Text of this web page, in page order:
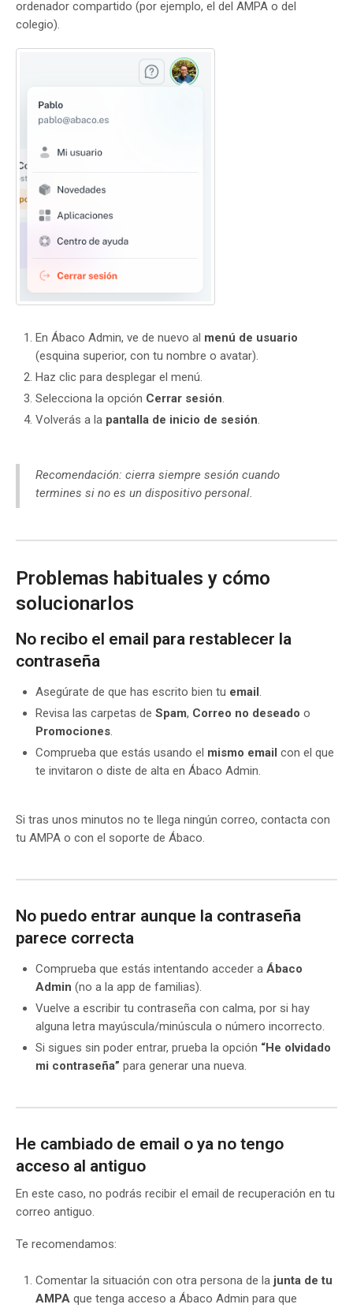
ordenador compartido (por ejemplo, el del AMPA o del
colegio).
En Ábaco Admin, ve de nuevo al menú de usuario
(esquina superior, con tu nombre o avatar).
Haz clic para desplegar el menú.
Selecciona la opción Cerrar sesión.
Volverás a la pantalla de inicio de sesión.
Recomendación: cierra siempre sesión cuando
termines si no es un dispositivo personal.
Problemas habituales y cómo
solucionarlos
No recibo el email para restablecer la
contraseña
Asegúrate de que has escrito bien tu email.
Revisa las carpetas de Spam, Correo no deseado o
Promociones.
Comprueba que estás usando el mismo email con el que
te invitaron o diste de alta en Ábaco Admin.
Si tras unos minutos no te llega ningún correo, contacta con
tu AMPA o con el soporte de Ábaco.
No puedo entrar aunque la contraseña
parece correcta
Comprueba que estás intentando acceder a Ábaco
Admin (no a la app de familias).
Vuelve a escribir tu contraseña con calma, por si hay
alguna letra mayúscula/minúscula o número incorrecto.
Si sigues sin poder entrar, prueba la opción “He olvidado
mi contraseña” para generar una nueva.
He cambiado de email o ya no tengo
acceso al antiguo
En este caso, no podrás recibir el email de recuperación en tu
correo antiguo.
Te recomendamos:
Comentar la situación con otra persona de la junta de tu
AMPA que tenga acceso a Ábaco Admin para que